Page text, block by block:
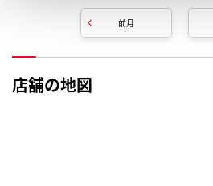
前月
店舗の地図